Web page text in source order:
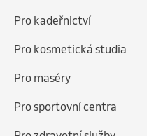
Pro kadeřnictví
Pro kosmetická studia
Pro maséry
Pro sportovní centra